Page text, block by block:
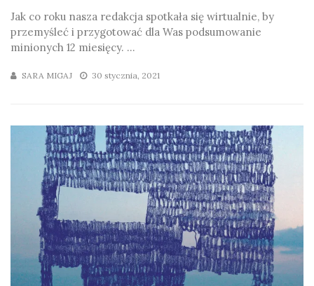
Jak co roku nasza redakcja spotkała się wirtualnie, by
przemyśleć i przygotować dla Was podsumowanie
minionych 12 miesięcy. ...
SARA MIGAJ 30 stycznia, 2021